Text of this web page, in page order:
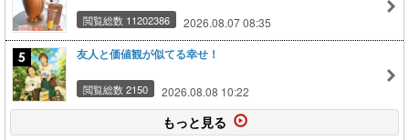
閲覧総数 11202386 2026.08.07 08:35
友人と価値観が似てる幸せ！
閲覧総数 2150 2026.08.08 10:22
もっと見る